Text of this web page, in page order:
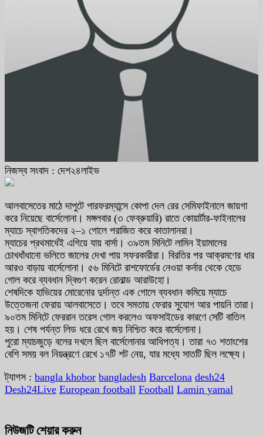
নিজস্ব সংবাদ : দেশ২৪লাইভ
আলবাসেতের মাঠে দাপুটে পারফরম্যান্সে কোপা দেল রের সেমিফাইনালে জায়গা
করে নিয়েছে বার্সেলোনা। মঙ্গলবার (৩ ফেব্রুয়ারি) রাতে কোয়ার্টার-ফাইনালের
ম্যাচে স্বাগতিকদের ২–১ গোলে পরাজিত করে কাতালানরা।
ম্যাচের প্রথমার্ধেই এগিয়ে যায় বার্সা। ৩৯তম মিনিটে লামিন ইয়ামালের
চোখধাঁধানো ভলিতে জালের দেখা পায় সফরকারীরা। বিরতির পর আক্রমণের ধার
আরও বাড়ায় বার্সেলোনা। ৫৬ মিনিটে রাশফোর্ডের নেওয়া কর্নার থেকে হেডে
গোল করে ব্যবধান দ্বিগুণ করেন রোনাল্ড আরাউহো।
শেষদিকে হাভিয়ের মোরেনোর দুর্দান্ত এক গোলে ব্যবধান কমিয়ে ম্যাচে
উত্তেজনা ফেরায় আলবাসেতে। তবে সমতায় ফেরার সুযোগ আর পায়নি তারা।
৯০তম মিনিটে ফেররান তরেস গোল করলেও অফসাইডের কারণে সেটি বাতিল
হয়। শেষ পর্যন্ত লিড ধরে রেখে জয় নিশ্চিত করে বার্সেলোনা।
পুরো ম্যাচজুড়ে বলের দখলে ছিল বার্সেলোনার আধিপত্য। তারা ৭৩ শতাংশের
বেশি সময় বল নিয়ন্ত্রণে রেখে ১৭টি শট নেয়, যার মধ্যে সাতটি ছিল লক্ষ্যে।
ট্যাগস : bangla khobor bangladesh Barcelona desh24
Desh24Live European football Football Lamin yamal
নিউজটি শেয়ার করুন